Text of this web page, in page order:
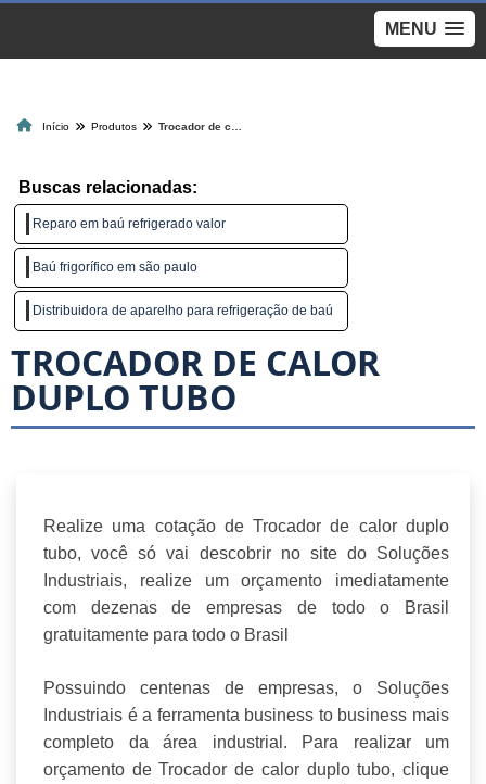
MENU
Início Produtos
Buscas relacionadas:
Reparo em baú refrigerado valor
Baú frigorífico em são paulo
Distribuidora de aparelho para refrigeração de baú
TROCADOR DE CALOR
DUPLO TUBO
Realize uma cotação de Trocador de calor duplo
tubo, você só vai descobrir no site do Soluções
Industriais, realize um orçamento imediatamente
com dezenas de empresas de todo o Brasil
gratuitamente para todo o Brasil
Possuindo centenas de empresas, o Soluções
Industriais é a ferramenta business to business mais
completo da área industrial. Para realizar um
orçamento de Trocador de calor duplo tubo, clique